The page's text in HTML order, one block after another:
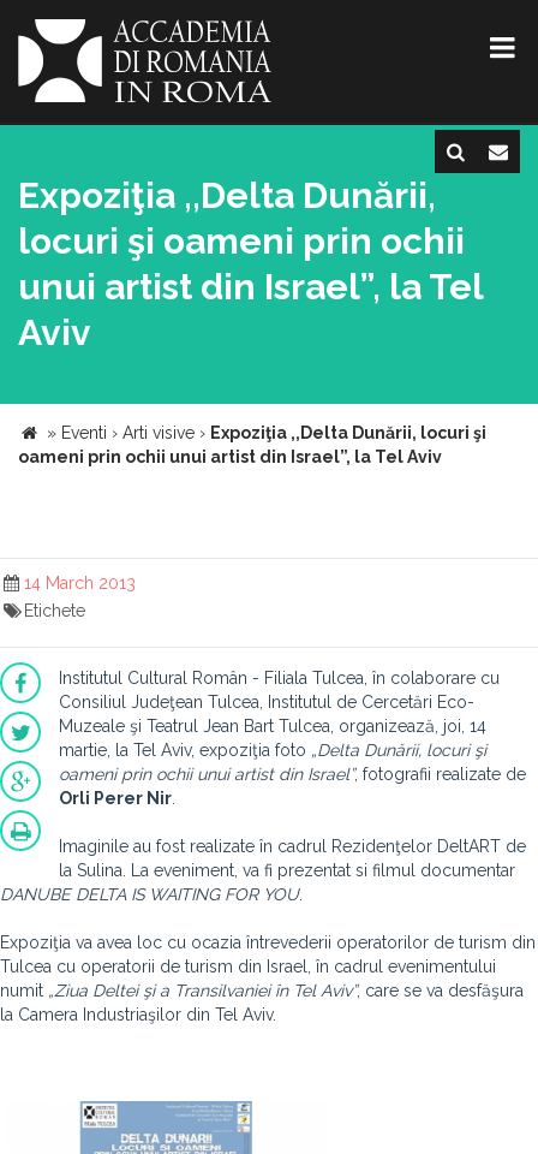
Expoziţia ,,Delta Dunării,
locuri şi oameni prin ochii
unui artist din Israel”, la Tel
Aviv
» Eventi › Arti visive › Expoziţia ,,Delta Dunării, locuri şi
oameni prin ochii unui artist din Israel”, la Tel Aviv
14 March 2013
Etichete
Institutul Cultural Român - Filiala Tulcea, în colaborare cu
Consiliul Judeţean Tulcea, Institutul de Cercetări Eco-
Muzeale şi Teatrul Jean Bart Tulcea, organizează, joi, 14
martie, la Tel Aviv, expoziţia foto „Delta Dunării, locuri şi
oameni prin ochii unui artist din Israel”, fotografii realizate de
Orli Perer Nir
Imaginile au fost realizate în cadrul Rezidenţelor DeltART de
la Sulina. La eveniment, va fi prezentat si filmul documentar
DANUBE DELTA IS WAITING FOR YOU.
Expoziţia va avea loc cu ocazia întrevederii operatorilor de turism din
Tulcea cu operatorii de turism din Israel, în cadrul evenimentului
numit „Ziua Deltei şi a Transilvaniei în Tel Aviv”, care se va desfăşura
la Camera Industriaşilor din Tel Aviv.